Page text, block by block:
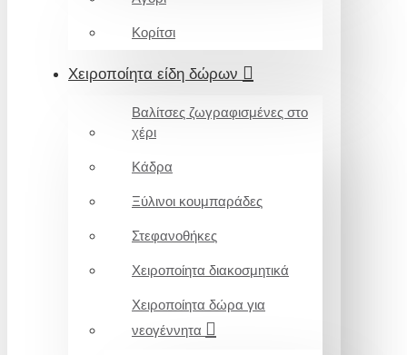
Κορίτσι
Χειροποίητα είδη δώρων
Βαλίτσες ζωγραφισμένες στο
χέρι
Κάδρα
Ξύλινοι κουμπαράδες
Στεφανοθήκες
Χειροποίητα διακοσμητικά
Χειροποίητα δώρα για
νεογέννητα